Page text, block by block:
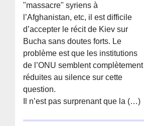
"massacre" syriens à
l’Afghanistan, etc, il est difficile
d’accepter le récit de Kiev sur
Bucha sans doutes forts. Le
problème est que les institutions
de l’ONU semblent complètement
réduites au silence sur cette
question.
Il n’est pas surprenant que la (…)